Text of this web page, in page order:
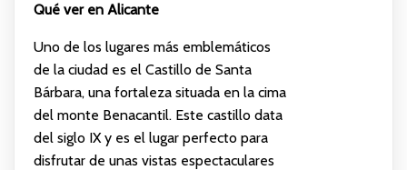
Qué ver en Alicante
Uno de los lugares más emblemáticos
de la ciudad es el Castillo de Santa
Bárbara, una fortaleza situada en la cima
del monte Benacantil. Este castillo data
del siglo IX y es el lugar perfecto para
disfrutar de unas vistas espectaculares